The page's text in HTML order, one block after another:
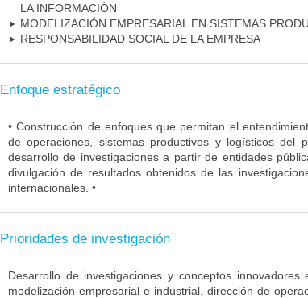
LA INFORMACIÓN
MODELIZACIÓN EMPRESARIAL EN SISTEMAS
RESPONSABILIDAD SOCIAL DE LA EMPRESA
Enfoque estratégico
• Construcción de enfoques que permitan el
de operaciones, sistemas productivos y logísticos del
desarrollo de investigaciones a partir de entidades
divulgación de resultados obtenidos de las
internacionales. •
Prioridades de investigación
Desarrollo de investigaciones y conceptos
modelización empresarial e industrial, dirección de